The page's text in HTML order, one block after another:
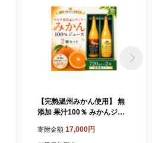
【完熟温州みかん使用】 無
添加 果汁100％ みかんジュ
ー 2種セット 720ml×2本 化
寄附金額 17,000円